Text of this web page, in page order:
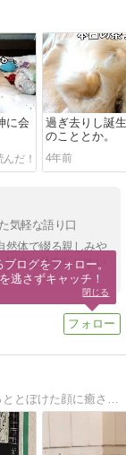
に会
過ぎ去りし誕
のこととか。
4年前
気軽な語り口
然体で綴る親しみや
者と共有しやすい
ブログをフォロー。
逃さずキャッチ！
閉じる